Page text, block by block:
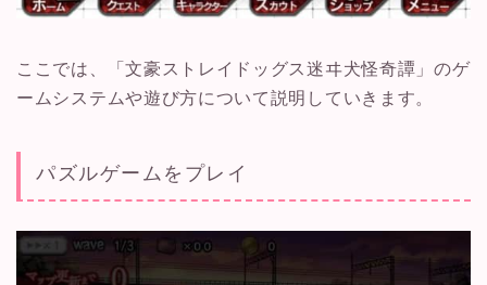
ここでは、「文豪ストレイドッグス迷ヰ犬怪奇譚」のゲ
ームシステムや遊び方について説明していきます。
パズルゲームをプレイ